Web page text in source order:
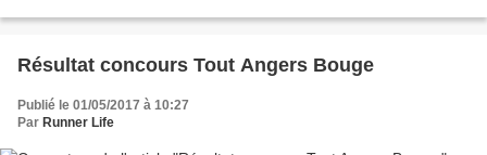
Résultat concours Tout Angers Bouge
Publié le 01/05/2017 à 10:27
Par Runner Life